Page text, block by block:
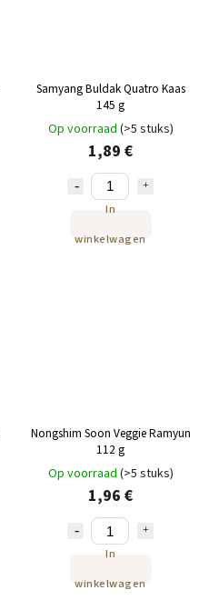
Samyang Buldak Quatro Kaas
145 g
Op voorraad (>5 stuks)
1,89 €
In
winkelwagen
Nongshim Soon Veggie Ramyun
112 g
Op voorraad (>5 stuks)
1,96 €
In
winkelwagen